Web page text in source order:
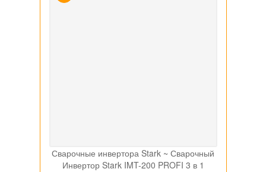
Сварочные инвертора Stark ~ Сварочный
Инвертор Stark IMT-200 PROFI 3 в 1